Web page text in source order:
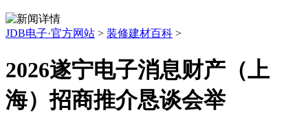
JDB电子·官方网站 > 装修建材百科 >
2026遂宁电子消息财产（上
海）招商推介恳谈会举